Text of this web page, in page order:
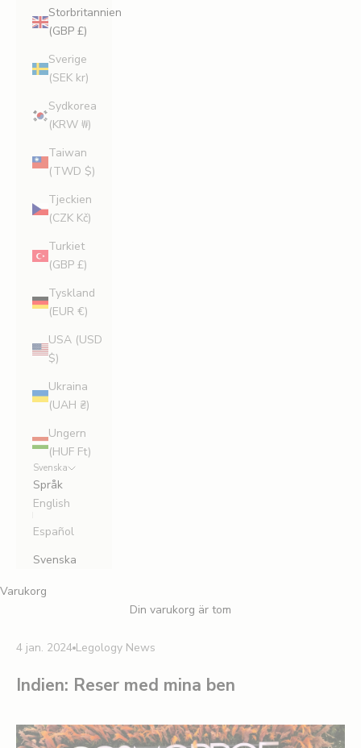
Storbritannien
(GBP £)
Sverige
(SEK kr)
Sydkorea
(KRW ₩)
Taiwan
(TWD $)
Tjeckien
(CZK Kč)
Turkiet
(GBP £)
Tyskland
(EUR €)
USA (USD
$)
Ukraina
(UAH ₴)
Ungern
(HUF Ft)
Svenska
Språk
English
Español
Svenska
Varukorg
Din varukorg är tom
4 jan. 2024 Legology News
Indien: Reser med mina ben